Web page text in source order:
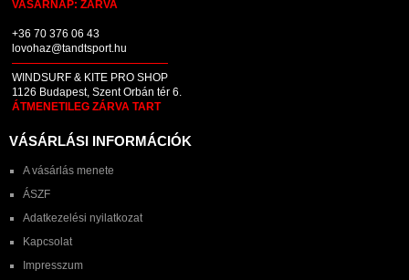
VASÁRNAP: ZÁRVA
+36 70 376 06 43
lovohaz@tandtsport.hu
WINDSURF & KITE PRO SHOP
1126 Budapest, Szent Orbán tér 6.
ÁTMENETILEG ZÁRVA TART
VÁSÁRLÁSI INFORMÁCIÓK
A vásárlás menete
ÁSZF
Adatkezelési nyilatkozat
Kapcsolat
Impresszum